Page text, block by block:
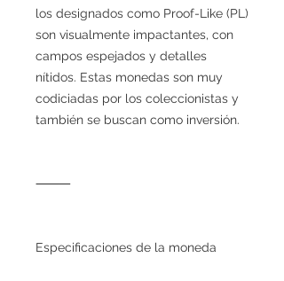
los designados como Proof-Like (PL)
son visualmente impactantes, con
campos espejados y detalles
nítidos. Estas monedas son muy
codiciadas por los coleccionistas y
también se buscan como inversión.
⸻
Especificaciones de la moneda